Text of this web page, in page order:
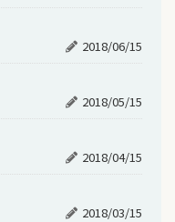
2018/06/15
2018/05/15
2018/04/15
2018/03/15